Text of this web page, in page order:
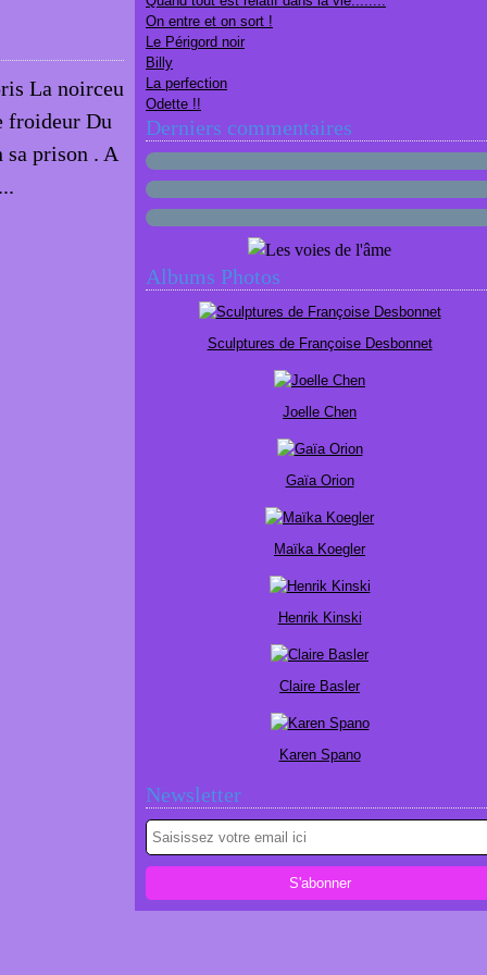
La noirceu
froideur Du
sa prison . A
On entre et on sort !
Le Périgord noir
Billy
La perfection
Odette !!
Derniers commentaires
Albums Photos
Sculptures de Françoise Desbonnet
Joelle Chen
Gaïa Orion
Maïka Koegler
Henrik Kinski
Claire Basler
Karen Spano
Newsletter